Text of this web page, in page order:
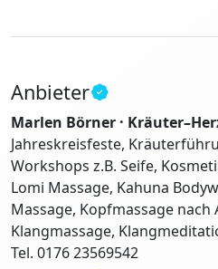
Anbieter
Marlen Börner ·
Jahreskreisfeste,
Workshops z.B. Seife,
Lomi Massage, Kahuna
Massage, Kopfmassage nach
Klangmassage,
Tel. 0176 23569542